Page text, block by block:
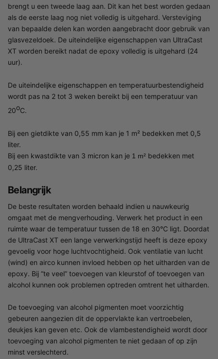
brengt u een tweede laag aan. Dit kan het best worden gedaan
als de eerste laag nog niet volledig is uitgehard. Versteviging
van bepaalde delen kan worden aangebracht door gebruik van
glasvezeldoek. De uiteindelijke eigenschappen van UltraCast
XT worden bereikt nadat de epoxy volledig is uitgehard (24
uur).
De uiteindelijke eigenschappen en temperatuurbestendigheid
wordt pas na 2 tot 3 weken bereikt bij een temperatuur van
20oC.
Bij een gietdikte van 0,55 mm kan je 1 m² bedekken met 0,5
liter.
Bij een kwastdikte van 3 micron kan je 1 m² bedekken met
0,25 liter.
Belangrijk
De beste resultaten worden behaald indien u nauwkeurig
omgaat met de mengverhouding. Verwerk het product in een
ruimte waar de temperatuur tussen de 18 en 30°C ligt. Doordat
de UltraCast XT een lange verwerkingstijd heeft is deze epoxy
gevoelig voor hoge luchtvochtigheid. Ook ventilatie van lucht
(wind) en airco kunnen invloed hebben op het uitharden van de
epoxy. Bij “te veel” toevoegen van kleurstof of toevoegen van
alcohol kunnen ook problemen optreden omtrent het uitharden.
De toevoeging van alcohol pigmenten moet voorzichtig
gebeuren aangezien dit de oppervlakte kan vertroebelen,
deukjes kan geven etc. Ook de vlambestendigheid wordt door
toevoeging van alcohol pigmenten te niet gedaan of op zijn
minst verslechterd.